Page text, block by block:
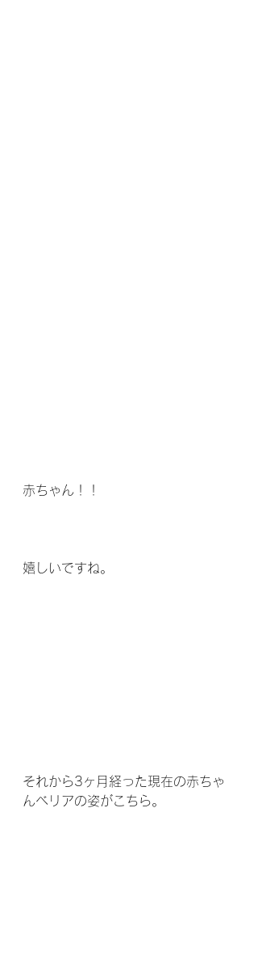
赤ちゃん！！
嬉しいですね。
それから3ヶ月経った現在の赤ちゃ
んベリアの姿がこちら。